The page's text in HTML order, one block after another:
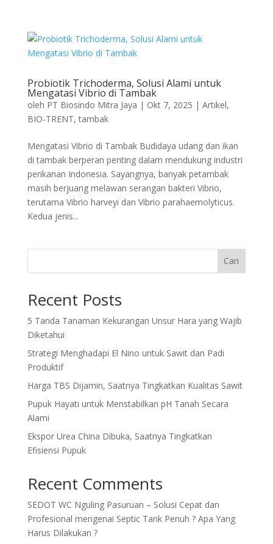
Probiotik Trichoderma, Solusi Alami untuk
Mengatasi Vibrio di Tambak
oleh PT Biosindo Mitra Jaya | Okt 7, 2025 | Artikel,
BIO-TRENT,tambak
Mengatasi Vibrio di Tambak Budidaya udang dan ikan
di tambak berperan penting dalam mendukung industri
perikanan Indonesia. Sayangnya, banyak petambak
masih berjuang melawan serangan bakteri Vibrio,
terutama Vibrio harveyi dan Vibrio parahaemolyticus.
Kedua jenis...
Cari
Recent Posts
5 Tanda Tanaman Kekurangan Unsur Hara yang Wajib
Diketahui
Strategi Menghadapi El Nino untuk Sawit dan Padi
Produktif
Harga TBS Dijamin, Saatnya Tingkatkan Kualitas Sawit
Pupuk Hayati untuk Menstabilkan pH Tanah Secara
Alami
Ekspor Urea China Dibuka, Saatnya Tingkatkan
Efisiensi Pupuk
Recent Comments
SEDOT WC Nguling Pasuruan – Solusi Cepat dan
Profesional mengenai Septic Tank Penuh ? Apa Yang
Harus Dilakukan ?